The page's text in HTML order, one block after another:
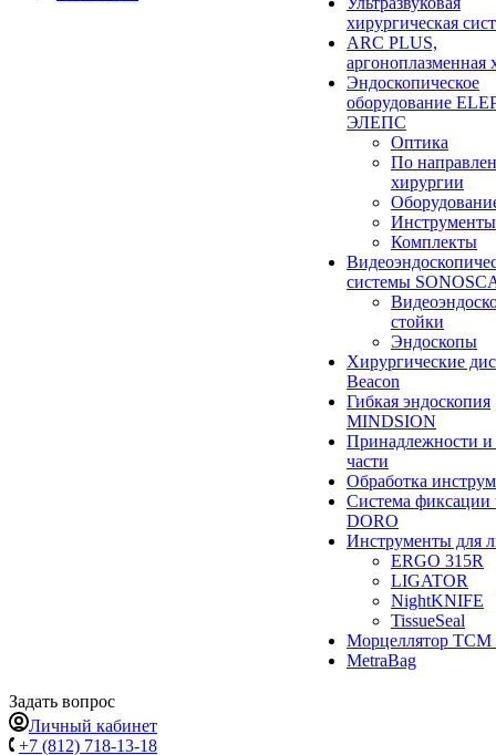
хирургическая
ARC PLUS,
аргоноплазменная
Эндоскопическое
оборудование
ЭЛЕПС
Оптика
По
хирургии
Инструменты
Комплекты
системы
стойки
Эндоскопы
Хирургические
Beacon
Гибкая эндоскопия
MINDSION
Принадлежности и
части
Обработка
Система фиксации
DORO
Инструменты для
ERGO 315R
LIGATOR
NightKNIFE
TissueSeal
Морцеллятор ТСМ
MetraBag
Задать вопрос
Личный кабинет
+7 (812) 718-13-18